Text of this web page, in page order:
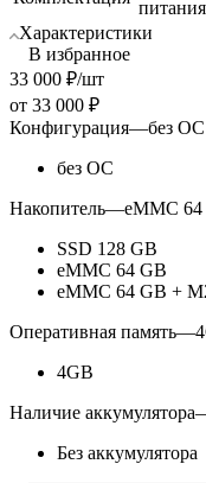
Характеристики
В избранное
33 000 ₽/шт
от 33 000 ₽
Конфигурация—без ОС
без ОС
Накопитель—eMMC
SSD 128 GB
eMMC 64 GB
eMMC 64 GB +
Оперативная память—
4GB
Наличие аккумулятора
Без аккумулятора